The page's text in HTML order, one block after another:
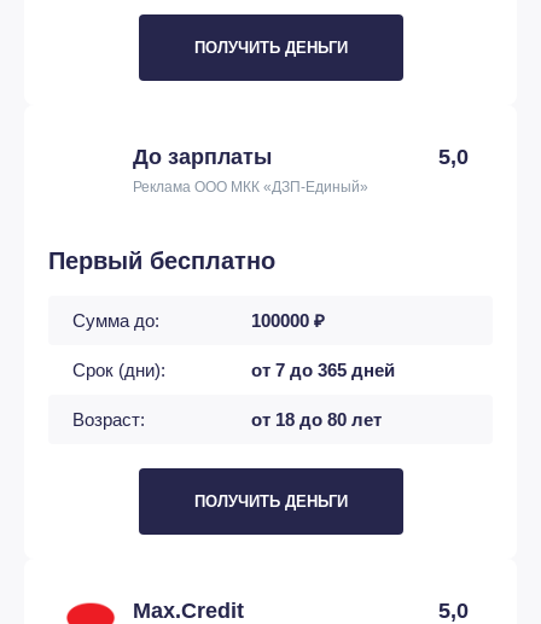
ПОЛУЧИТЬ ДЕНЬГИ
До зарплаты 5,0
Реклама ООО МКК «ДЗП-Единый»
Первый бесплатно
Сумма до: 100000 ₽
Срок (дни): от 7 до 365 дней
Возраст: от 18 до 80 лет
ПОЛУЧИТЬ ДЕНЬГИ
Max.Credit 5,0